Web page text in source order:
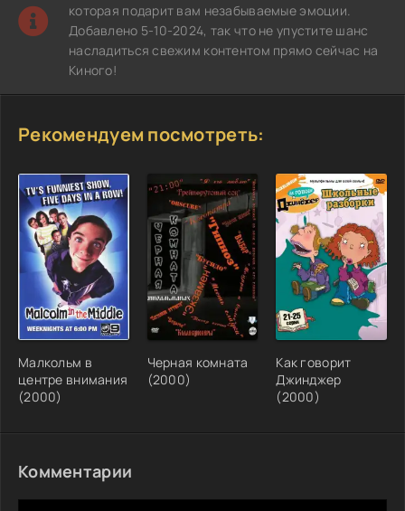
которая подарит вам незабываемые эмоции.
Добавлено 5-10-2024, так что не упустите шанс
насладиться свежим контентом прямо сейчас на
Киного!
Рекомендуем посмотреть:
Малкольм в
центре внимания
(2000)
Черная комната
(2000)
Как говорит
Джинджер
(2000)
Комментарии